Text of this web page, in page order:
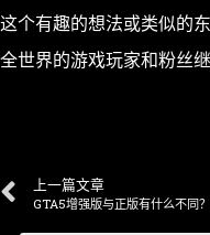
这个有趣的想法或类似的
全世界的游戏玩家和粉丝
上一篇文章
GTA5增强版与正版有什么不同？